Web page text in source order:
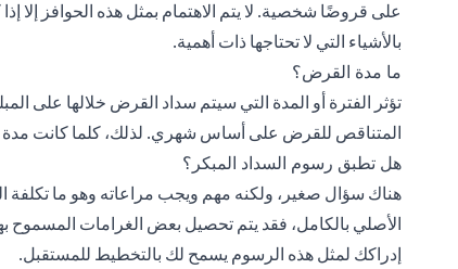
على قروضًا شخصية. لا يتم الاهتمام بمثل هذه الحوافز إلا
بالأشياء التي لا تحتاجها ذات أهمية.
ما مدة القرض؟
تؤثر الفترة أو المدة التي سيتم سداد القرض خلالها على
المتناقص للقرض على أساس شهري. لذلك، كلما كانت مدة
هل تطبق رسوم السداد المبكر؟
هناك سؤال صغير، ولكنه مهم ويجب مراعاته وهو ما تكلفة
الأصلي بالكامل، فقد يتم تحصيل بعض الغرامات المسموح
إدراكك لمثل هذه الرسوم يسمح لك بالتخطيط للمستقبل.